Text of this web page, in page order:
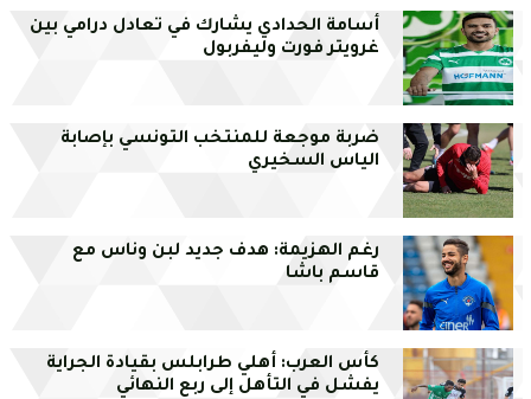
أسامة الحدادي يشارك في تعادل درامي بين
غرويتر فورت وليفربول
ضربة موجعة للمنتخب التونسي بإصابة
الياس السخيري
رغم الهزيمة: هدف جديد لبن وناس مع
قاسم باشا
كأس العرب: أهلي طرابلس بقيادة الجراية
يفشل في التأهل إلى ربع النهائي